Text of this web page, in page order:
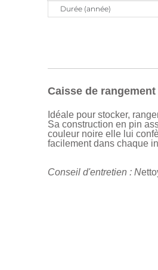
Durée (année)
Caisse de
Idéale pour stocker,
Sa construction en pin
couleur noire elle lui
facilement dans chaque
Conseil d'entretien : N